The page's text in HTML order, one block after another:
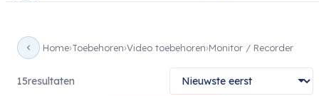
Home Toebehoren Video toebehoren Monitor / Recorder
15resultaten